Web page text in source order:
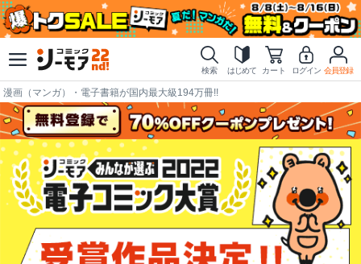
検索 はじめて カート ログイン 会員登録
漫画（マンガ）・電子書籍が国内最大級194万冊!!